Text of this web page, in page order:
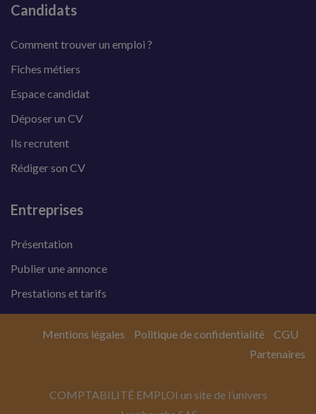
Candidats
Comment trouver un emploi ?
Fiches métiers
Espace candidat
Déposer un CV
Ils recrutent
Rédiger son CV
Entreprises
Présentation
Publier une annonce
Prestations et tarifs
COMPTABILITÉ EMPLOI un site de l’univers
Mentions légales Politique de confidentialité
CGU
Partenaires